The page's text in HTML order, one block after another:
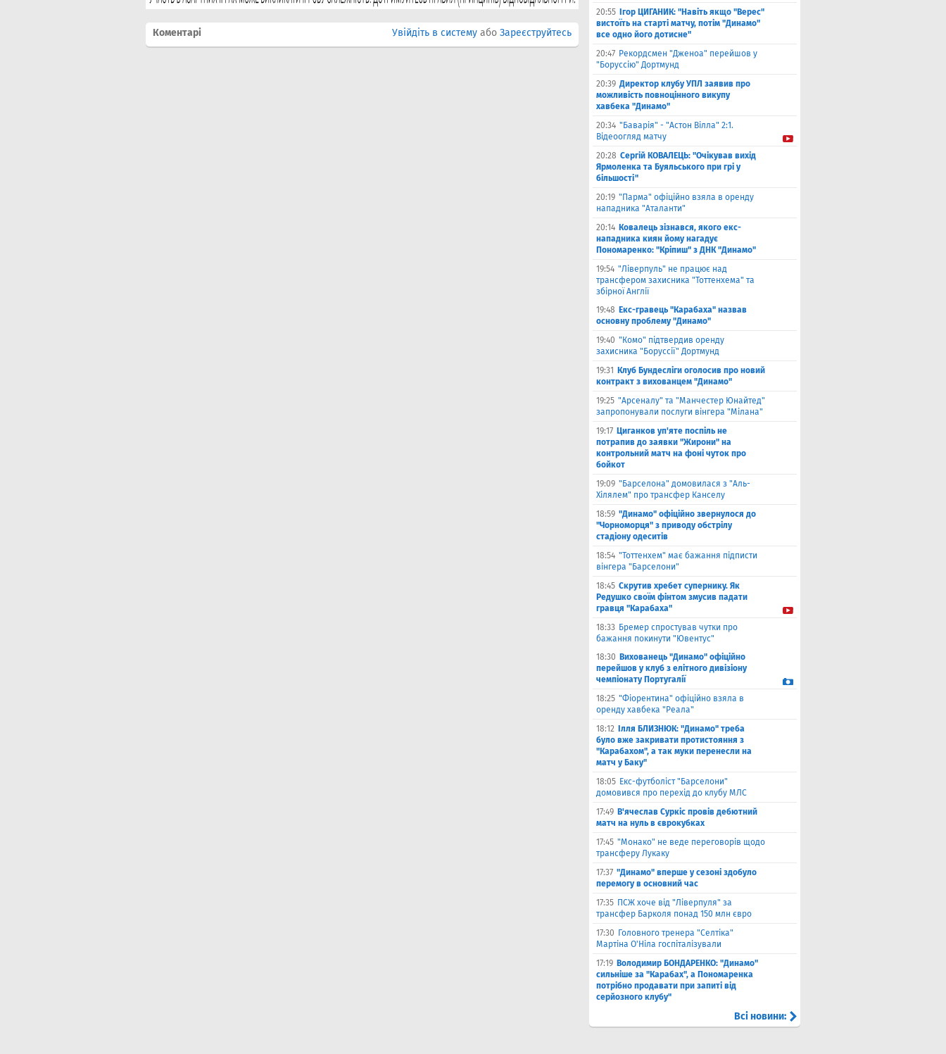
Коментарі Увійдіть в систему або Зареєструйтесь
20:55
Ігор ЦИГАНИК: "Навіть якщо "Верес"
вистоїть на старті матчу, потім "Динамо"
все одно його дотисне"
20:47 Рекордсмен "Дженоа" перейшов у
"Боруссію" Дортмунд
20:39 Директор клубу УПЛ заявив про
можливість повноцінного викупу
хавбека "Динамо"
20:34 "Баварія" - "Астон Вілла" 2:1.
Відеоогляд матчу
20:28 Сергій КОВАЛЕЦЬ: "Очікував вихід
Ярмоленка та Буяльського при грі у
більшості"
20:19 "Парма" офіційно взяла в оренду
нападника "Аталанти"
20:14 Ковалець зізнався, якого екс-
нападника киян йому нагадує
Пономаренко: "Кріпиш" з ДНК "Динамо"
19:54 "Ліверпуль" не працює над
трансфером захисника "Тоттенхема" та
збірної Англії
19:48 Екс-гравець "Карабаха" назвав
основну проблему "Динамо"
19:40 "Комо" підтвердив оренду
захисника "Боруссії" Дортмунд
19:31
Клуб Бундесліги оголосив про новий
контракт з вихованцем "Динамо"
19:25 "Арсеналу" та "Манчестер Юнайтед"
запропонували послуги вінгера "Мілана"
19:17 Циганков уп'яте поспіль не
потрапив до заявки "Жирони" на
контрольний матч на фоні чуток про
бойкот
19:09 "Барселона" домовилася з "Аль-
Хілялем" про трансфер Канселу
18:59 "Динамо" офіційно звернулося до
"Чорноморця" з приводу обстрілу
стадіону одеситів
18:54 "Тоттенхем" має бажання підписти
вінгера "Барселони"
18:45 Скрутив хребет супернику. Як
Редушко своїм фінтом змусив падати
гравця "Карабаха"
18:33 Бремер спростував чутки про
бажання покинути "Ювентус"
18:30 Вихованець "Динамо" офіційно
перейшов у клуб з елітного дивізіону
чемпіонату Португалії
18:25 "Фіорентина" офіційно взяла в
оренду хавбека "Реала"
18:12
Ілля БЛИЗНЮК: "Динамо" треба
було вже закривати протистояння з
"Карабахом", а так муки перенесли на
матч у Баку"
18:05 Екс-футболіст "Барселони"
домовився про перехід до клубу МЛС
17:49 В'ячеслав Суркіс провів дебютний
матч на нуль в єврокубках
17:45 "Монако" не веде переговорів щодо
трансферу Лукаку
17:37 "Динамо" вперше у сезоні здобуло
перемогу в основний час
17:35 ПСЖ хоче від "Ліверпуля" за
трансфер Барколя понад 150 млн євро
17:30 Головного тренера "Селтіка"
Мартіна О'Ніла госпіталізували
17:19 Володимир БОНДАРЕНКО: "Динамо"
сильніше за "Карабах", а Пономаренка
потрібно продавати при запиті від
серйозного клубу"
Всі новини: